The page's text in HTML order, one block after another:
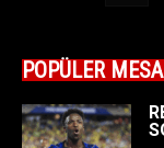
POPÜLER